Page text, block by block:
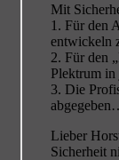
Mit
1. Für den
entwickeln
2. Für den
Plektrum in
3. Die
Lieber
Sicherheit